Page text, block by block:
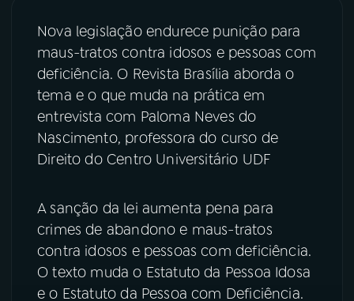
08FESTIVAL DE MÚSICA
ACOMPANHE A RÁDIO NACIONAL
YouTube Facebook
TikTok
Nova legislação endurece punição para
maus-tratos contra idosos e pessoas com
deficiência. O Revista Brasília aborda o
tema e o que muda na prática em
entrevista com Paloma Neves do
Nascimento, professora do curso de
Direito do Centro Universitário UDF
A sanção da lei aumenta pena para
crimes de abandono e maus-tratos
contra idosos e pessoas com deficiência.
O texto muda o Estatuto da Pessoa Idosa
e o Estatuto da Pessoa com Deficiência.